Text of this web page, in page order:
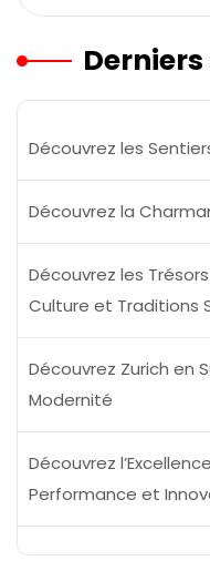
Découvrez les
Découvrez la
Découvrez les
Culture et Traditions
Découvrez Zurich en
Modernité
Découvrez
Performance et